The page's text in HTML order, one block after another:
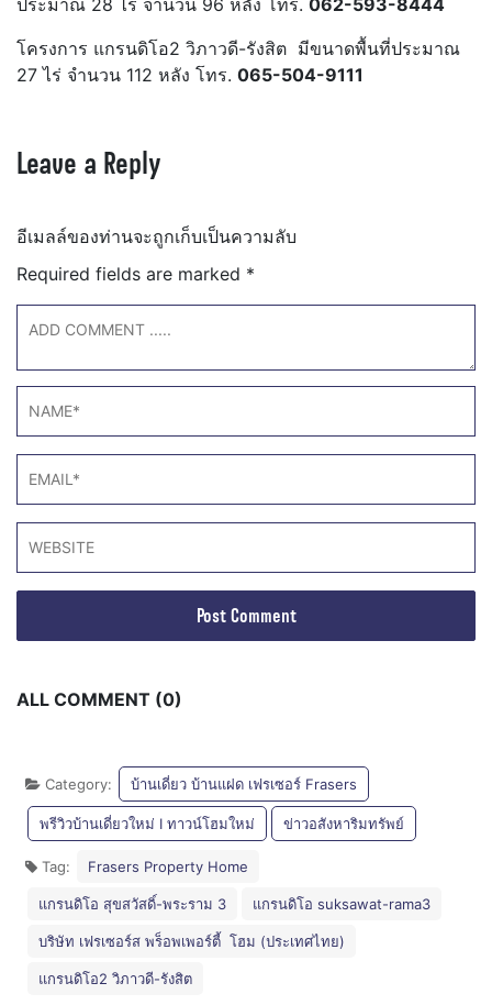
โครงการ แกรนดิโอ2 วิภาวดี-รังสิต มีขนาดพื้นที่ประมาณ
27 ไร่ จำนวน 112 หลัง โทร. 065-504-9111
Leave a Reply
อีเมลล์ของท่านจะถูกเก็บเป็นความลับ
Required fields are marked *
ALL COMMENT (0)
Category: บ้านเดี่ยว บ้านแฝด เฟรเซอร์ Frasers
พรีวิวบ้านเดี่ยวใหม่ I ทาวน์โฮมใหม่ ข่าวอสังหาริมทรัพย์
Tag: Frasers Property Home
แกรนดิโอ สุขสวัสดิ์-พระราม 3 แกรนดิโอ suksawat-rama3
บริษัท เฟรเซอร์ส พร็อพเพอร์ตี้ โฮม (ประเทศไทย)
แกรนดิโอ2 วิภาวดี-รังสิต